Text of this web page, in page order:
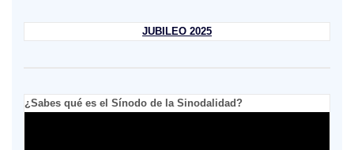
JUBILEO 2025
¿Sabes qué es el Sínodo de la Sinodalidad?